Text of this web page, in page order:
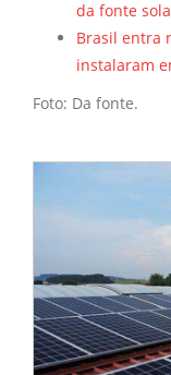
da fonte
Brasil entra
instalaram
Foto: Da fonte.